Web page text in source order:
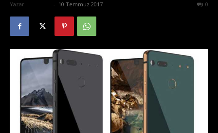
Yazar - 10 Temmuz 2017 0